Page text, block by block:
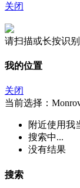
关闭
请扫描或长按识
我的位置
关闭
当前选择：
附近使用我
搜索中...
没有结果
搜索